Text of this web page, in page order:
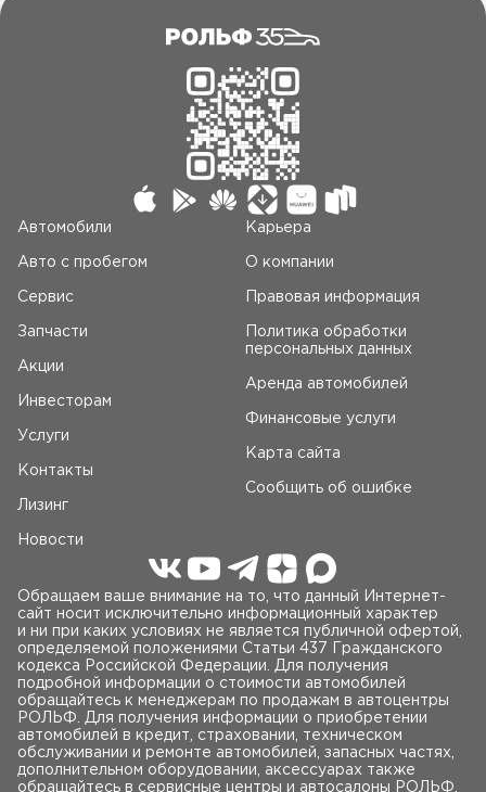
Автомобили
Авто c пробегом
Сервис
Запчасти
Акции
Инвесторам
Услуги
Контакты
Лизинг
Новости
Карьера
О компании
Правовая информация
Политика обработки
персональных данных
Аренда автомобилей
Финансовые услуги
Карта сайта
Сообщить об ошибке
Обращаем ваше внимание на то, что данный Интернет-
сайт носит исключительно информационный характер
и ни при каких условиях не является публичной офертой,
определяемой положениями Статьи 437 Гражданского
кодекса Российской Федерации. Для получения
подробной информации о стоимости автомобилей
обращайтесь к менеджерам по продажам в автоцентры
РОЛЬФ. Для получения информации о приобретении
автомобилей в кредит, страховании, техническом
обслуживании и ремонте автомобилей, запасных частях,
дополнительном оборудовании, аксессуарах также
обращайтесь в сервисные центры и автосалоны РОЛЬФ.